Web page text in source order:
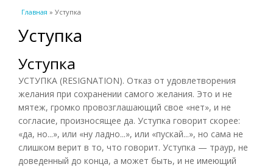
Вы здесь
Главная » Уступка
Уступка
Уступка
УСТУПКА (RESIGNATION). Отказ от удовлетворения
желания при сохранении самого желания. Это и не
мятеж, громко провозглашающий свое «нет», и не
согласие, произносящее да. Уступка говорит скорее:
«да, но...», или «ну ладно...», или «пускай...», но сама не
слишком верит в то, что говорит. Уступка — траур, не
доведенный до конца, а может быть, и не имеющий